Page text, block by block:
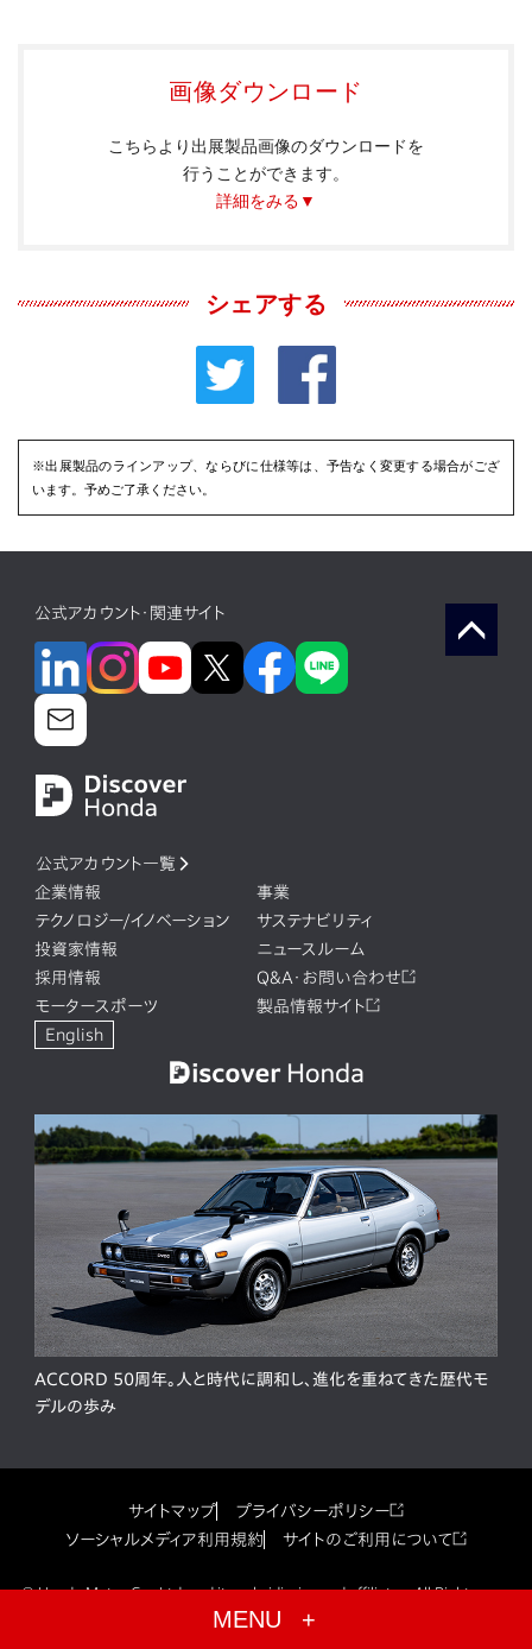
MENU
画像ダウンロード
こちらより出展製品画像のダウンロードを
行うことができます。
詳細をみる▼
シェアする
※出展製品のラインアップ、ならびに仕様等は、予告なく変更する場合がござ
います。予めご了承ください。
公式アカウント・関連サイト
公式アカウント一覧
企業情報
事業
テクノロジー/イノベーション
サステナビリティ
投資家情報
ニュースルーム
採用情報
Q&A・お問い合わせ
モータースポーツ
製品情報サイト
English
ACCORD 50周年。人と時代に調和し、進化を重ねてきた歴代モ
デルの歩み
サイトマップ
プライバシーポリシー
ソーシャルメディア利用規約
サイトのご利用について
© Honda Motor Co., Ltd. and its subsidiaries and affiliates. All Rights